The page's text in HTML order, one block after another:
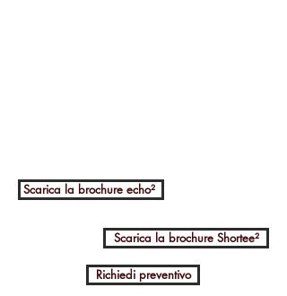
Scarica la brochure echo²
Scarica la brochure Shortee²
Richiedi preventivo